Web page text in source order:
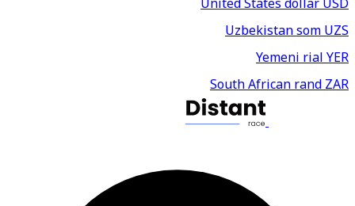
Uzbekistan somUZS
Yemeni rialYER
South African randZAR